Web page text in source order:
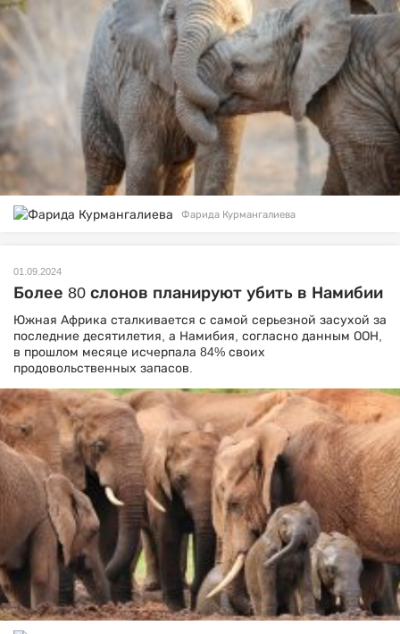
Фарида Курмангалиева
01.09.2024
Более 80 слонов планируют убить в Намибии
Южная Африка сталкивается с самой серьезной засухой за
последние десятилетия, а Намибия, согласно данным ООН,
в прошлом месяце исчерпала 84% своих
продовольственных запасов.